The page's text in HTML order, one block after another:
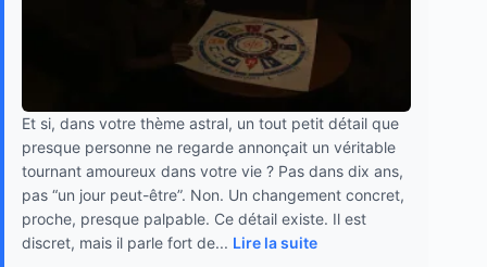
Et si, dans votre thème astral, un tout petit détail que
presque personne ne regarde annonçait un véritable
tournant amoureux dans votre vie ? Pas dans dix ans,
pas “un jour peut-être”. Non. Un changement concret,
proche, presque palpable. Ce détail existe. Il est
discret, mais il parle fort de... Lire la suite